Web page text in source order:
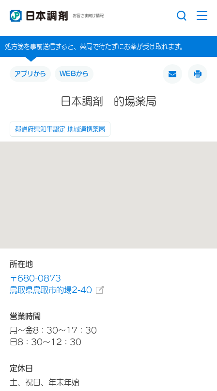
お客さま向け情報
処方箋を事前送信すると、薬局で待たずにお薬が受け取れます。
アプリから WEBから
日本調剤 的場薬局
都道府県知事認定 地域連携薬局
所在地
〒680-0873
鳥取県鳥取市的場2-40
営業時間
月～金8：30～17：30
日8：30～12：30
定休日
土、祝日、年末年始